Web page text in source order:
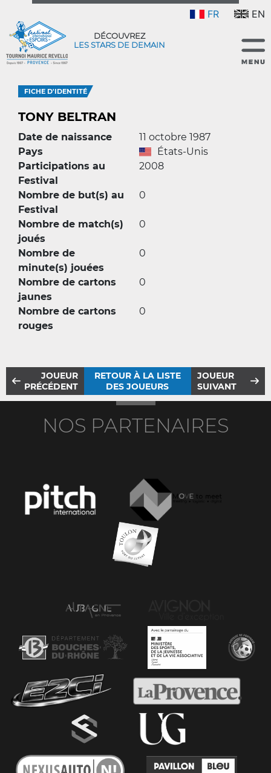
FR EN
DÉCOUVREZ
LES STARS DE DEMAIN
FICHE D'IDENTITÉ
TONY BELTRAN
Date de naissance
11 octobre 1987
Pays
États-Unis
Participations au
Festival
2008
Nombre de but(s) au
Festival
0
Nombre de match(s)
joués
0
Nombre de
minute(s) jouées
0
Nombre de cartons
jaunes
0
Nombre de cartons
rouges
0
JOUEUR
PRÉCÉDENT
RETOUR À LA LISTE
DES JOUEURS
JOUEUR
SUIVANT
NOS PARTENAIRES